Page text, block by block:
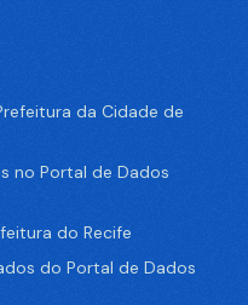
da Cidade de
no Portal de Dados
do Recife
do Portal de Dados